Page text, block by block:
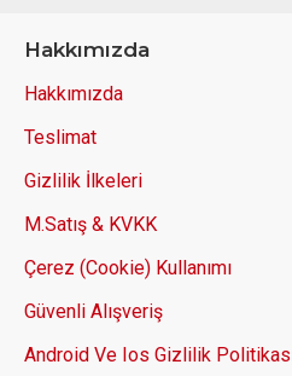
Hakkımızda
Hakkımızda
Teslimat
Gizlilik İlkeleri
M.Satış & KVKK
Çerez (Cookie) Kullanımı
Güvenli Alışveriş
Android Ve Ios Gizlilik